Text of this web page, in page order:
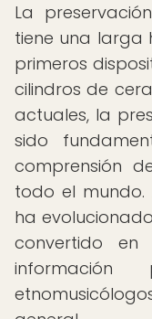
La
tiene una larga
primeros
cilindros de
actuales, la
sido
comprensión
todo el
ha
convertido
información